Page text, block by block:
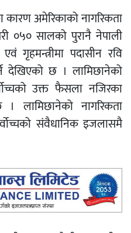
अमेरिकाको नागरिकता
०५० सालको पुरानै नेपाली
गृहमन्त्रीमा पदासीन रवि
देखिएको छ । लामिछानेको
उक्त फैसला नजिरका
लामिछानेको नागरिकता
संवैधानिक इजलासमै